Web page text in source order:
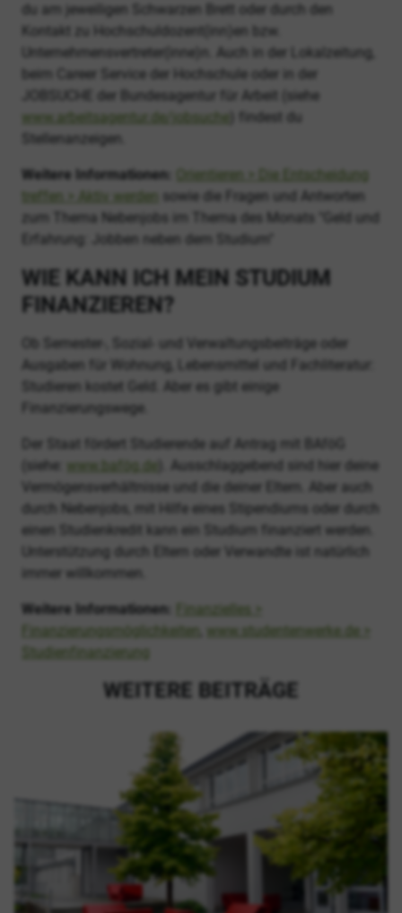
du am jeweiligen Schwarzen Brett oder durch den
Kontakt zu Hochschuldozent(inn)en bzw.
Unternehmensvertreter(inne)n. Auch in der Lokalzeitung,
beim Career Service der Hochschule oder in der
JOBSUCHE der Bundesagentur für Arbeit (siehe
www.arbeitsagentur.de/jobsuche
) findest du
Stellenanzeigen.
Weitere Informationen:
Orientieren > Die Entscheidung
treffen > Aktiv werden
sowie die Fragen und Antworten
zum Thema Nebenjobs im Thema des Monats "Geld und
Erfahrung: Jobben neben dem Studium"
WIE KANN ICH MEIN STUDIUM
FINANZIEREN?
Ob Semester-, Sozial- und Verwaltungsbeiträge oder
Ausgaben für Wohnung, Lebensmittel und Fachliteratur:
Studieren kostet Geld. Aber es gibt einige
Finanzierungswege.
Der Staat fördert Studierende auf Antrag mit BAföG
(siehe:
www.bafög.de
). Ausschlaggebend sind hier deine
Vermögensverhältnisse und die deiner Eltern. Aber auch
durch Nebenjobs, mit Hilfe eines Stipendiums oder durch
einen Studienkredit kann ein Studium finanziert werden.
Unterstützung durch Eltern oder Verwandte ist natürlich
immer willkommen.
Weitere Informationen:
Finanzielles >
Finanzierungsmöglichkeiten
www.studentenwerke.de >
Studienfinanzierung
WEITERE BEITRÄGE